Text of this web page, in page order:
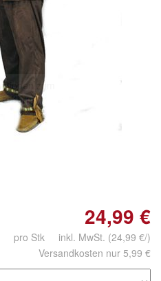
zum
24,99 €
pro Stk inkl. MwSt. (24,99 €/)
Versandkosten nur 5,99 €